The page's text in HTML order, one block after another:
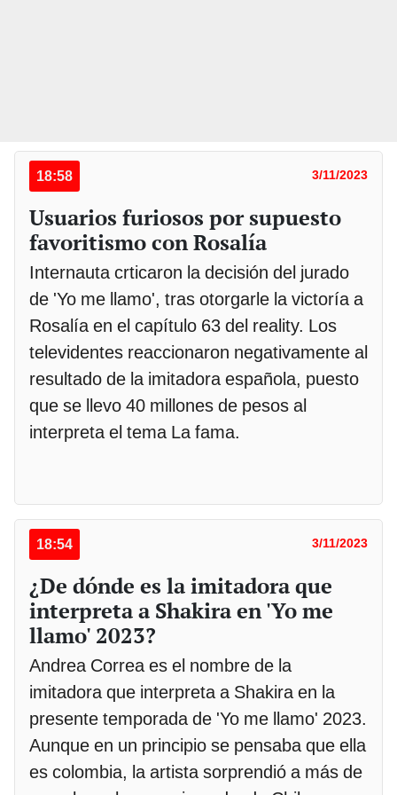
18:58 3/11/2023
Usuarios furiosos por supuesto
favoritismo con Rosalía
Internauta crticaron la decisión del jurado
de 'Yo me llamo', tras otorgarle la victoría a
Rosalía en el capítulo 63 del reality. Los
televidentes reaccionaron negativamente al
resultado de la imitadora española, puesto
que se llevo 40 millones de pesos al
interpreta el tema La fama.
18:54 3/11/2023
¿De dónde es la imitadora que
interpreta a Shakira en 'Yo me
llamo' 2023?
Andrea Correa es el nombre de la
imitadora que interpreta a Shakira en la
presente temporada de 'Yo me llamo' 2023.
Aunque en un principio se pensaba que ella
es colombia, la artista sorprendió a más de